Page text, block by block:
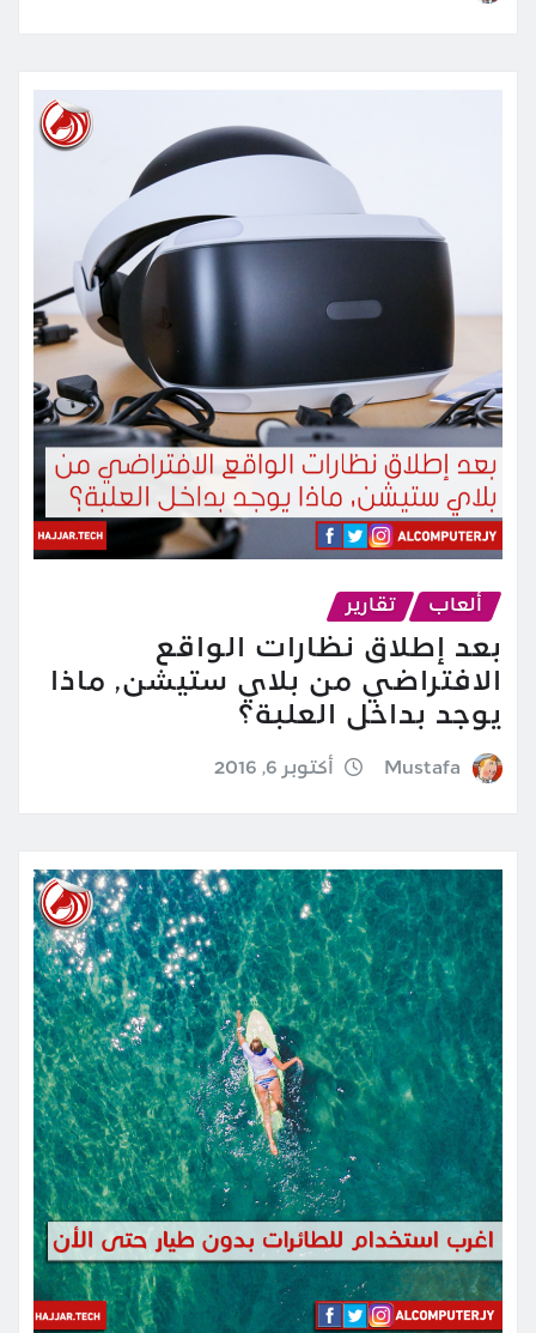
ألعاب تقارير
بعد إطلاق نظارات الواقع
الافتراضي من بلاي ستيشن, ماذا
يوجد بداخل العلبة؟
Mustafa أكتوبر 6, 2016